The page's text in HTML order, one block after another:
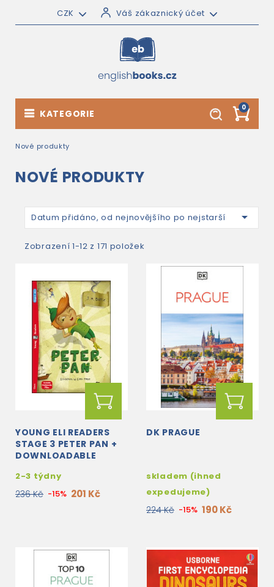
CZK Váš zákaznický účet
0
KATEGORIE
Nové produkty
NOVÉ PRODUKTY
Datum přidáno, od nejnovějšího po nejstarší 
Zobrazení 1-12 z 171 položek
YOUNG ELI READERS
STAGE 3 PETER PAN +
DOWNLOADABLE
2-3 týdny
236 Kč -15% 201 Kč
DK PRAGUE
skladem (ihned
expedujeme)
224 Kč -15% 190 Kč